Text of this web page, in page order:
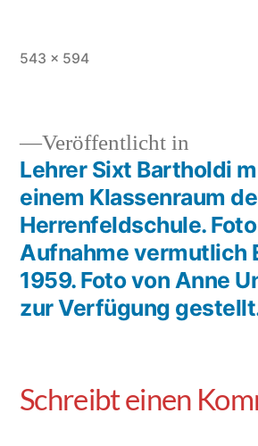
543 × 594
Veröffentlicht in
Lehrer Sixt Bartholdi
einem Klassenraum
Herrenfeldschule.
Aufnahme vermutlich
1959. Foto von Anne
zur Verfügung